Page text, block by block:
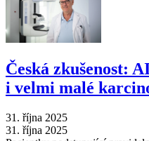
Česká zkušenost:
i velmi malé
31. října 2025
31. října 2025